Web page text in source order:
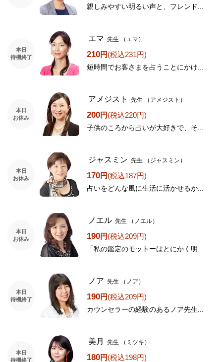
親しみやすい明るい声と、フレンド...
本日
待機終了
エマ 先生 （エマ）
210円(税込231円)
短時間でお客さまを占うことにかけ...
本日
お休み
アメジスト 先生 （アメジスト）
200円(税込220円)
子供のころから占いが大好きで、そ...
本日
お休み
ジャスミン 先生 （ジャスミン）
170円(税込187円)
占いをどんな風に生活に活かせるか...
本日
お休み
ノエル 先生 （ノエル）
190円(税込209円)
「私の鑑定のモットーはとにかく明...
本日
待機終了
ノア 先生 （ノア）
190円(税込209円)
カウンセラーの経験のあるノア先生...
本日
待機終了
美月 先生 （ミツキ）
180円(税込198円)